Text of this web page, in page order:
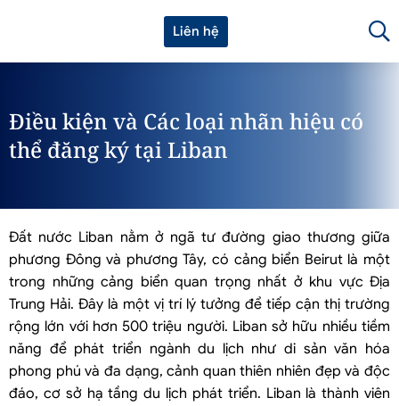
Liên hệ
Điều kiện và Các loại nhãn hiệu có
thể đăng ký tại Liban
Đất nước Liban nằm ở ngã tư đường giao thương giữa
phương Đông và phương Tây, có cảng biển Beirut là một
trong những cảng biển quan trọng nhất ở khu vực Địa
Trung Hải. Đây là một vị trí lý tưởng để tiếp cận thị trường
rộng lớn với hơn 500 triệu người. Liban sở hữu nhiều tiềm
năng để phát triển ngành du lịch như di sản văn hóa
phong phú và đa dạng, cảnh quan thiên nhiên đẹp và độc
đáo, cơ sở hạ tầng du lịch phát triển. Liban là thành viên